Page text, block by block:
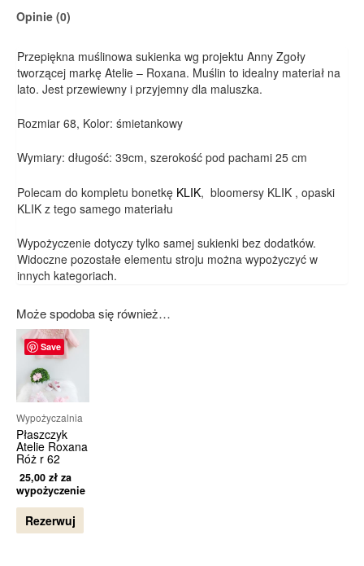
Opinie (0)
Przepiękna muślinowa sukienka wg projektu Anny Zgoły
tworzącej markę Atelie – Roxana. Muślin to idealny materiał na
lato. Jest przewiewny i przyjemny dla maluszka.
Rozmiar 68, Kolor: śmietankowy
Wymiary: długość: 39cm, szerokość pod pachami 25 cm
Polecam do kompletu bonetkę KLIK, bloomersy KLIK , opaski
KLIK z tego samego materiału
Wypożyczenie dotyczy tylko samej sukienki bez dodatków.
Widoczne pozostałe elementu stroju można wypożyczyć w
innych kategoriach.
Może spodoba się również…
Save
Wypożyczalnia
Płaszczyk
Atelie Roxana
Róż r 62
25,00 zł za
wypożyczenie
Rezerwuj